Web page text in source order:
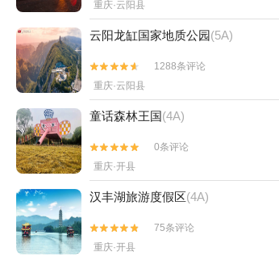
重庆·云阳县
云阳龙缸国家地质公园(5A)


1288条评论
重庆·云阳县
童话森林王国(4A)


0条评论
重庆·开县
汉丰湖旅游度假区(4A)


75条评论
重庆·开县